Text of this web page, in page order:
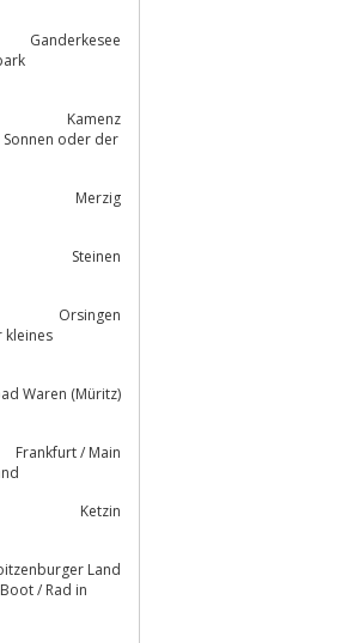
Ganderkesee
Kamenz
Merzig
Steinen
Orsingen
Waren (Müritz)
Frankfurt / Main
Ketzin
Land